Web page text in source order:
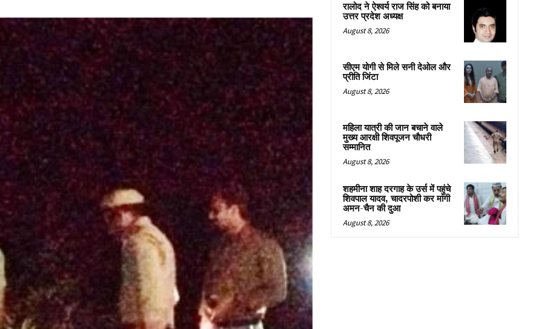
रालोद ने ऐश्वर्य राज सिंह को बनाया
उत्तर प्रदेश अध्यक्ष
August 8, 2026
सीएम योगी से मिले सनी देओल और
प्रीति जिंटा
August 8, 2026
महिला यात्री की जान बचाने वाले
मुख्य आरक्षी शिवपूजन चौधरी
सम्मानित
August 8, 2026
शहमीना शाह दरगाह के उर्स में पहुंचे
शिवपाल यादव, चादरपोशी कर मांगी
अमन-चैन की दुआ
August 8, 2026